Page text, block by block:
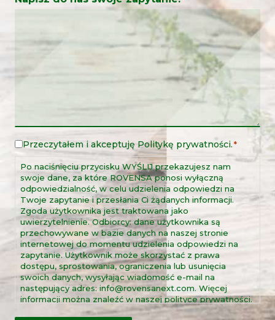
Nota
prawna
Przeczytałem i akceptuję Politykę prywatności.*
Po naciśnięciu przycisku WYŚLIJ przekazujesz nam
swoje dane, za które ROVENSA ponosi wyłączną
odpowiedzialność, w celu udzielenia odpowiedzi na
Twoje zapytanie i przesłania Ci żądanych informacji.
Zgoda użytkownika jest traktowana jako
uwierzytelnienie. Odbiorcy: dane użytkownika są
przechowywane w bazie danych na naszej stronie
internetowej do momentu udzielenia odpowiedzi na
zapytanie. Użytkownik może skorzystać z prawa
dostępu, sprostowania, ograniczenia lub usunięcia
swoich danych, wysyłając wiadomość e-mail na
następujący adres: info@rovensanext.com. Więcej
informacji można znaleźć w naszej polityce prywatności.
Ta strona jest chroniona przez reCAPTCHA oraz